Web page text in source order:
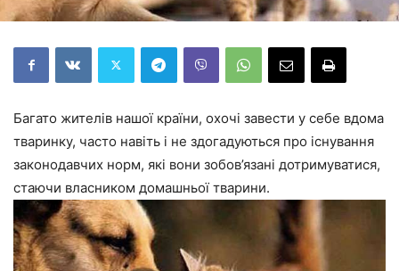
Багато жителів нашої країни, охочі завести у себе вдома
тваринку, часто навіть і не здогадуються про існування
законодавчих норм, які вони зобов’язані дотримуватися,
стаючи власником домашньої тварини.